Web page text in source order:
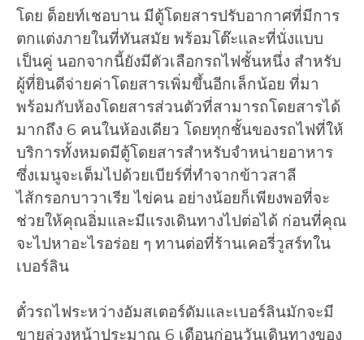
โดย ด็อยท์เชอบาน มีตู้โดยสารปรับอากาศที่มีการ
ตกแต่งภายในที่ทันสมัย พร้อมโต๊ะและที่นั่งแบบ
เป็นคู่ นอกจากนี้ยังมีตัวเลือกรถไฟชั้นหนึ่ง สำหรับ
ผู้ที่ยินดีจ่ายค่าโดยสารเพิ่มขึ้นอีกเล็กน้อย ที่มา
พร้อมกับห้องโดยสารส่วนตัวที่สามารถโดยสารได้
มากถึง 6 คนในห้องเดียว โดยทุกชั้นของรถไฟที่ให้
บริการทั้งหมดมีตู้โดยสารสำหรับจำหน่ายอาหาร
ซึ่งเมนูจะเต็มไปด้วยเบียร์ที่ทำจากข้าวสาลี
ไส้กรอกบาวาเรีย ไข่คน อย่างน้อยก็เพียงพอที่จะ
ช่วยให้คุณอิ่มและมีแรงเดินทางไปต่อได้ ก่อนที่คุณ
จะไปหาอะไรอร่อย ๆ ทานต่อที่ร้านเคอรี่วูสร์ทใน
เบอร์ลิน
ตั๋วรถไฟระหว่างอัมสเตอร์ดัมและเบอร์ลินมักจะมี
ขายล่วงหน้าประมาณ 6 เดือนก่อนวันเดินทางของ